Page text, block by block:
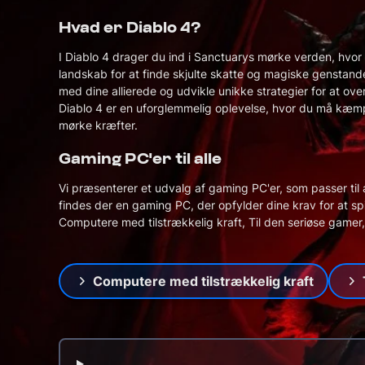
Book en Haj
Book en gratis samtale
Få personlig rådgivning
og find den perfekte
Gaming PC
Skærm Gamer stol
Harddisk og SSD Netværk
GTA5 Gaming PC Valorant Gaming PC
Hvad er Diablo 4?
I Diablo 4 drager du ind i Sanctuarys mørke verden,
landskab for at finde skjulte skatte og magiske
med dine allierede og udvikle unikke strategier for at
Diablo 4 er en uforglemmelig oplevelse, hvor du må
mørke kræfter.
Gaming PC'er til alle
Vi præsenterer et udvalg af gaming PC'er, som passer
findes der en gaming PC, der opfylder dine krav for at
Computere med tilstrækkelig kraft, Til den seriøse
Computere med tilstrækkelig kraft